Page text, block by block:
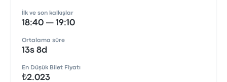
İlk ve son kalkışlar
18:40 — 19:10
Ortalama süre
13s 8d
En Düşük Bilet Fiyatı
₺2.023